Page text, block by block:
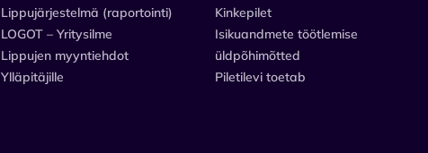
Lippujärjestelmä (raportointi)
LOGOT – Yritysilme
Lippujen myyntiehdot
Ylläpitäjille
Kinkepilet
Isikuandmete töötlemise
üldpõhimõtted
Piletilevi toetab